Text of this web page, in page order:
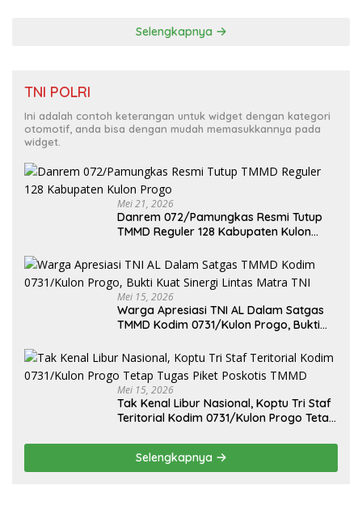
Selengkapnya
TNI POLRI
Ini adalah contoh keterangan untuk widget dengan kategori
otomotif, anda bisa dengan mudah memasukkannya pada
widget.
Mei 21, 2026
Danrem 072/Pamungkas Resmi Tutup
TMMD Reguler 128 Kabupaten Kulon
Mei 15, 2026
Warga Apresiasi TNI AL Dalam Satgas
TMMD Kodim 0731/Kulon Progo, Bukti
Mei 15, 2026
Tak Kenal Libur Nasional, Koptu Tri Staf
Teritorial Kodim 0731/Kulon Progo Tetap
Selengkapnya